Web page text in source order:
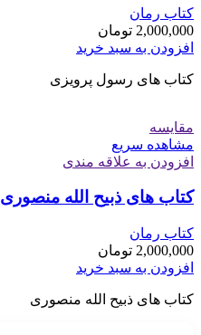
کتاب رمان
2,000,000 تومان
افزودن به سبد خرید
کتاب های رسول پرویزی
مقایسه
مشاهده سریع
افزودن به علاقه مندی
کتاب های ذبیح الله منصوری
کتاب رمان
2,000,000 تومان
افزودن به سبد خرید
کتاب های ذبیح الله منصوری